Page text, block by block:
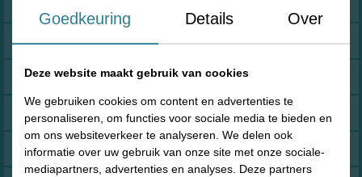
Inpakmaterialen en magazijnmateriaal
Prijstangen en etiketten
Prijzen en etiketteren
Kassarollen Thermorollen Printerrollen
Goedkeuring Details Over
Deze website maakt gebruik van cookies
We gebruiken cookies om content en advertenties te
personaliseren, om functies voor sociale media te bieden en
om ons websiteverkeer te analyseren. We delen ook
informatie over uw gebruik van onze site met onze sociale-
mediapartners, advertenties en analyses. Deze partners